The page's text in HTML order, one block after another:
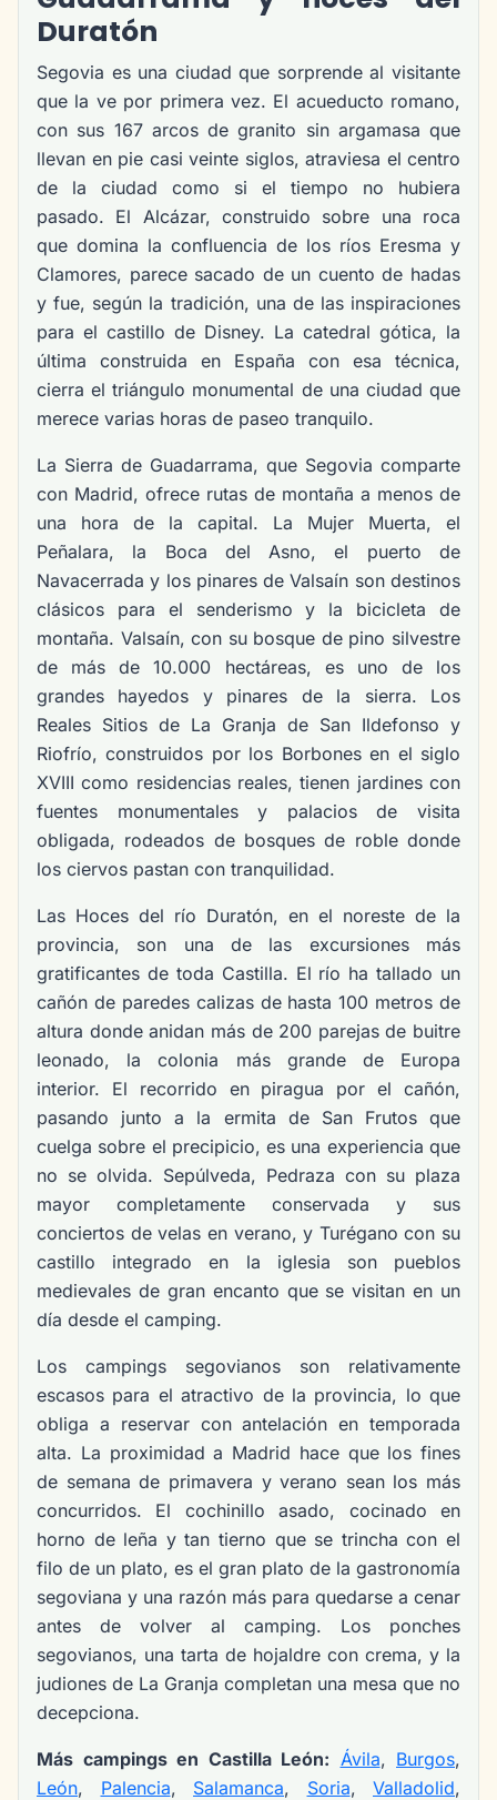
Duratón
Segovia es una ciudad que sorprende al visitante
que la ve por primera vez. El acueducto romano,
con sus 167 arcos de granito sin argamasa que
llevan en pie casi veinte siglos, atraviesa el centro
de la ciudad como si el tiempo no hubiera
pasado. El Alcázar, construido sobre una roca
que domina la confluencia de los ríos Eresma y
Clamores, parece sacado de un cuento de hadas
y fue, según la tradición, una de las inspiraciones
para el castillo de Disney. La catedral gótica, la
última construida en España con esa técnica,
cierra el triángulo monumental de una ciudad que
merece varias horas de paseo tranquilo.
La Sierra de Guadarrama, que Segovia comparte
con Madrid, ofrece rutas de montaña a menos de
una hora de la capital. La Mujer Muerta, el
Peñalara, la Boca del Asno, el puerto de
Navacerrada y los pinares de Valsaín son destinos
clásicos para el senderismo y la bicicleta de
montaña. Valsaín, con su bosque de pino silvestre
de más de 10.000 hectáreas, es uno de los
grandes hayedos y pinares de la sierra. Los
Reales Sitios de La Granja de San Ildefonso y
Riofrío, construidos por los Borbones en el siglo
XVIII como residencias reales, tienen jardines con
fuentes monumentales y palacios de visita
obligada, rodeados de bosques de roble donde
los ciervos pastan con tranquilidad.
Las Hoces del río Duratón, en el noreste de la
provincia, son una de las excursiones más
gratificantes de toda Castilla. El río ha tallado un
cañón de paredes calizas de hasta 100 metros de
altura donde anidan más de 200 parejas de buitre
leonado, la colonia más grande de Europa
interior. El recorrido en piragua por el cañón,
pasando junto a la ermita de San Frutos que
cuelga sobre el precipicio, es una experiencia que
no se olvida. Sepúlveda, Pedraza con su plaza
mayor completamente conservada y sus
conciertos de velas en verano, y Turégano con su
castillo integrado en la iglesia son pueblos
medievales de gran encanto que se visitan en un
día desde el camping.
Los campings segovianos son relativamente
escasos para el atractivo de la provincia, lo que
obliga a reservar con antelación en temporada
alta. La proximidad a Madrid hace que los fines
de semana de primavera y verano sean los más
concurridos. El cochinillo asado, cocinado en
horno de leña y tan tierno que se trincha con el
filo de un plato, es el gran plato de la gastronomía
segoviana y una razón más para quedarse a cenar
antes de volver al camping. Los ponches
segovianos, una tarta de hojaldre con crema, y la
judiones de La Granja completan una mesa que no
decepciona.
Más campings en Castilla León: Ávila, Burgos,
León, Palencia, Salamanca, Soria, Valladolid,